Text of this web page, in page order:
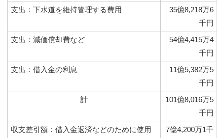
支出：下水道を維持管理する費用
35億8,218万6
千円
支出：減価償却費など
54億4,415万4
千円
支出：借入金の利息
11億5,382万5
千円
計
101億8,016万5
千円
収支差引額：借入金返済などのために使用
7億4,200万1千